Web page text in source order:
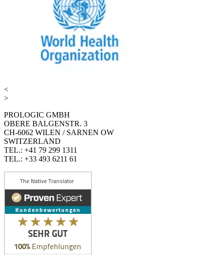
<
>
PROLOGIC GMBH
OBERE BALGENSTR. 3
CH-6062 WILEN / SARNEN OW
SWITZERLAND
TEL.: +41 79 299 1311
TEL.: +33 493 6211 61